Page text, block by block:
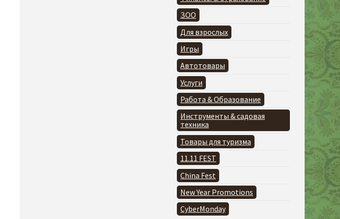
ЗОО
Для взрослых
Игры
Автотовары
Услуги
Работа & Образование
Инструменты & садовая
техника
Товары для туризма
11.11 FEST
China Fest
New Year Promotions
CyberMonday